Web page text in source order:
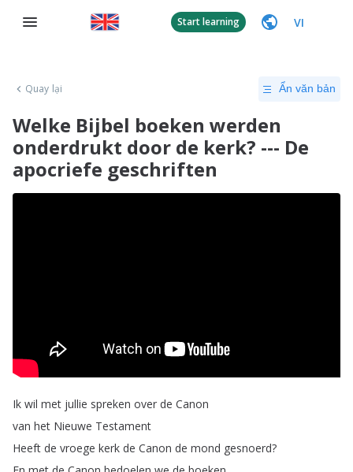
Start learning VI
Quay lại Ẩn văn bản
Welke Bijbel boeken werden
onderdrukt door de kerk? --- De
apocriefe geschriften
Ik wil met jullie spreken over de Canon
van het Nieuwe Testament
Heeft de vroege kerk de Canon de mond gesnoerd?